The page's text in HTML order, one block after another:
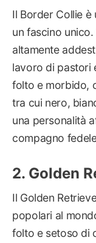
Il Border Collie
un fascino
altamente
lavoro di pastori
folto e morbido,
tra cui nero,
una personalità
compagno
Golden
Il Golden
popolari al
folto e setoso di